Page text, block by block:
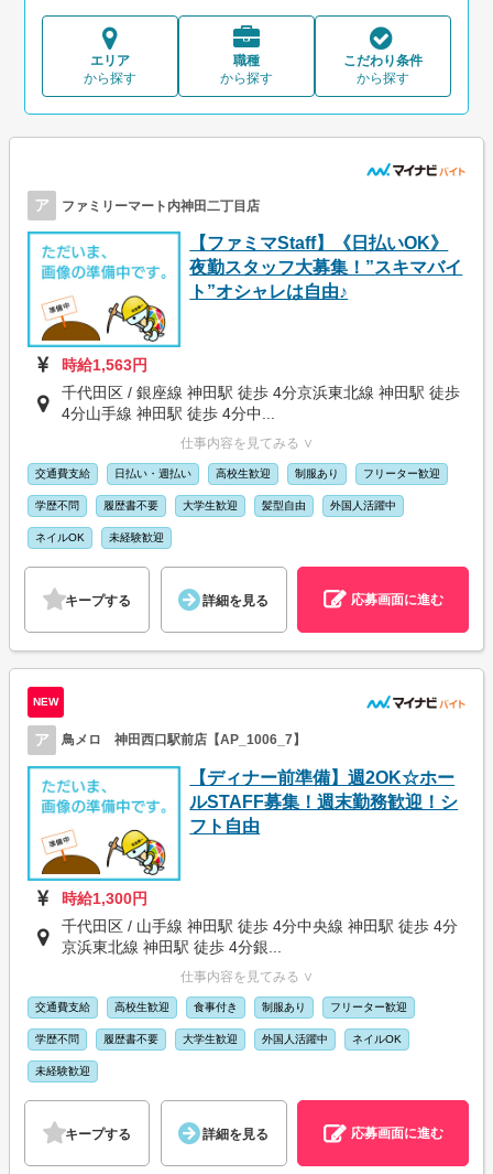
エリア
から探す
職種
から探す
こだわり条件
から探す
ア ファミリーマート内神田二丁目店
【ファミマStaff】《日払いOK》
夜勤スタッフ大募集！”スキマバイ
ト”オシャレは自由♪
時給1,563円
千代田区 / 銀座線 神田駅 徒歩 4分京浜東北線 神田駅 徒歩
4分山手線 神田駅 徒歩 4分中...
仕事内容を見てみる ∨
交通費支給 日払い・週払い 高校生歓迎 制服あり フリーター歓迎
学歴不問 履歴書不要 大学生歓迎 髪型自由 外国人活躍中
ネイルOK 未経験歓迎
キープする 詳細を見る 応募画面に進む
NEW
ア 鳥メロ 神田西口駅前店【AP_1006_7】
【ディナー前準備】週2OK☆ホー
ルSTAFF募集！週末勤務歓迎！シ
フト自由
時給1,300円
千代田区 / 山手線 神田駅 徒歩 4分中央線 神田駅 徒歩 4分
京浜東北線 神田駅 徒歩 4分銀...
仕事内容を見てみる ∨
交通費支給 高校生歓迎 食事付き 制服あり フリーター歓迎
学歴不問 履歴書不要 大学生歓迎 外国人活躍中 ネイルOK
未経験歓迎
キープする 詳細を見る 応募画面に進む